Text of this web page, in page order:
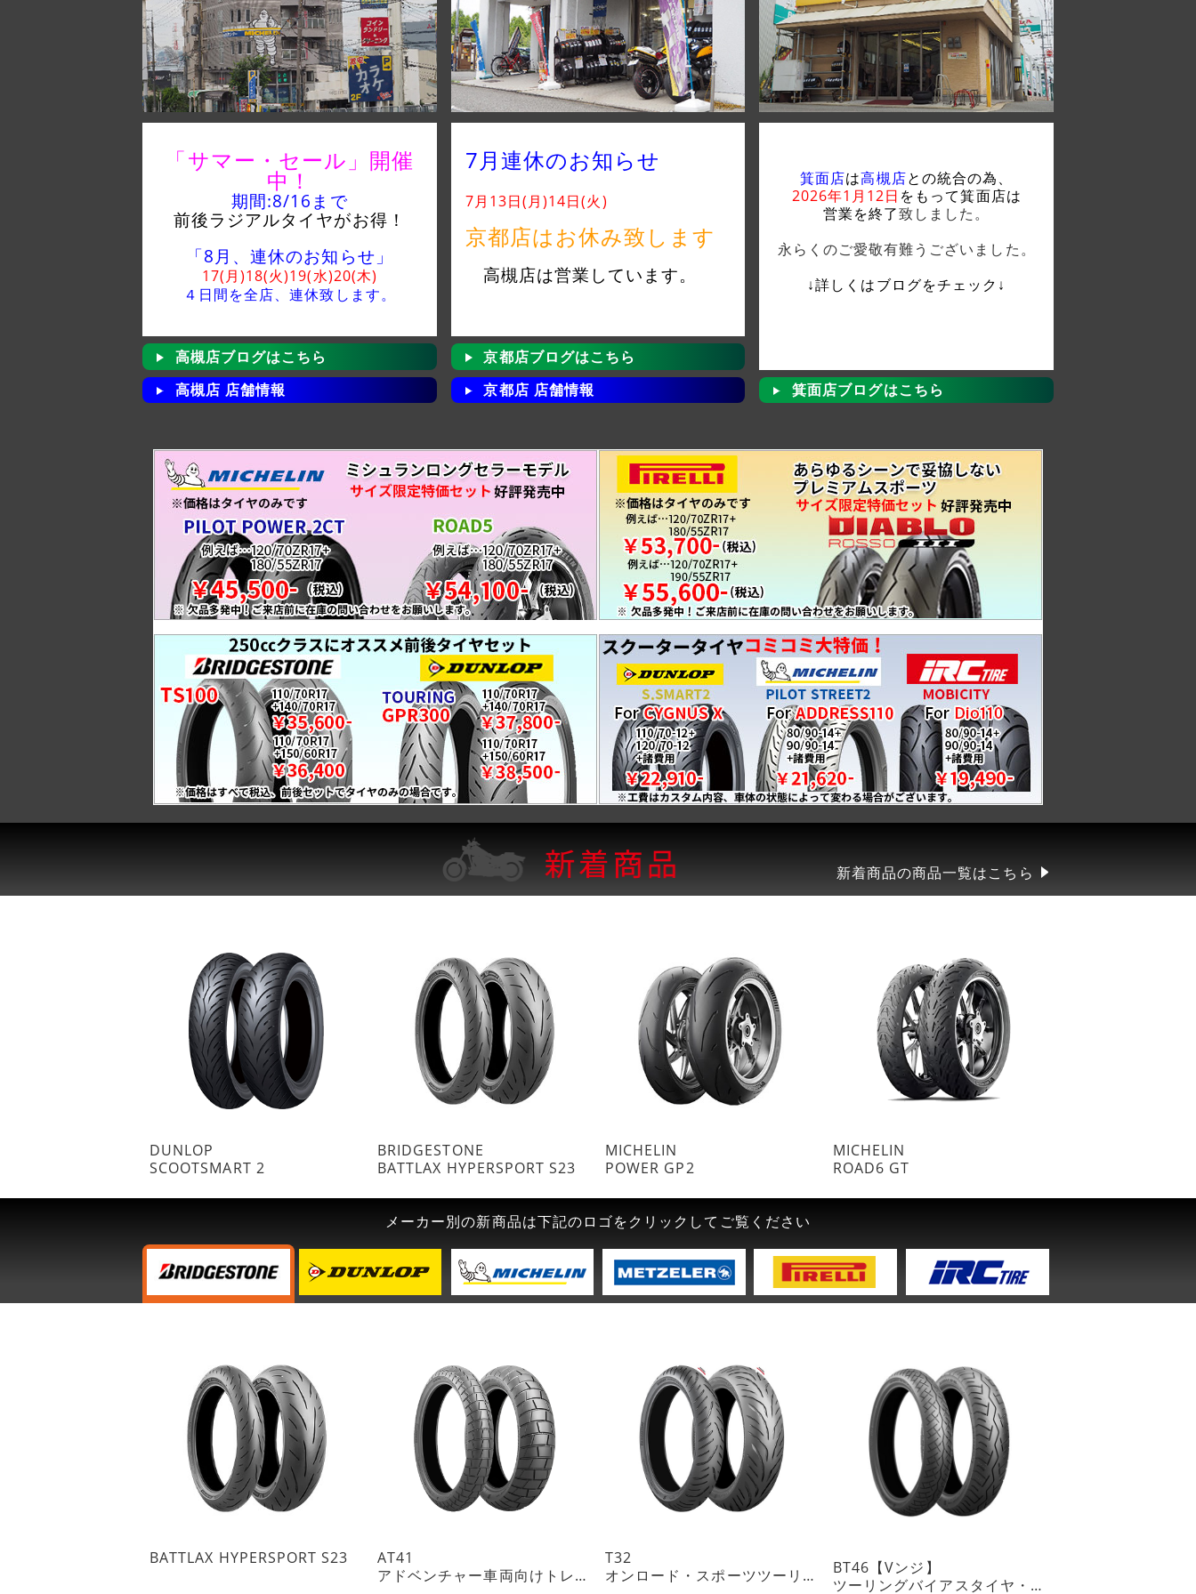
「サマー・セール」 開催
中！
期間:8/16 まで
前後ラジアルタイヤがお得！
「8月、連休のお知らせ」
17(月)18(火)19(水)20(木)
４日間を全店、連休致します。
高槻店ブログはこちら
高槻店 店舗情報
7月連休のお知らせ
7月13日(月)14日(火)
京都店はお休み致します
高槻店は営業しています。
京都店ブログはこちら
京都店 店舗情報
箕面店は高槻店との統合の為、
2026年1月12日 をもって箕面店は
営業を終了致しました。
永らくのご愛敬有難うございました。
↓詳しくはブログをチェック↓
箕面店ブログはこちら
新着商品の商品一覧はこちら
DUNLOP
SCOOTSMART 2
BRIDGESTONE
BATTLAX HYPERSPORT S23
MICHELIN
POWER GP2
MICHELIN
ROAD6 GT
メーカー別の新商品は下記のロゴをクリックしてご覧ください
BATTLAX HYPERSPORT S23
AT41
アドベンチャー車両向けトレイルタイヤ ON指向
T32
オンロード・スポーツツーリングラジアルタイヤ・チューブレスタイプ
BT46【Vンジ】
ツーリングバイアスタイヤ・チューブレスタイプ